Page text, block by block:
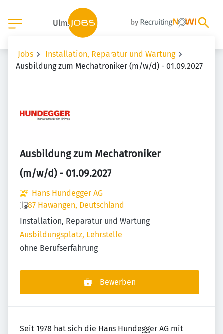
Jobs
Installation, Reparatur und Wartung
Ausbildung zum Mechatroniker (m/w/d) - 01.09.2027
Ausbildung zum Mechatroniker
(m/w/d) - 01.09.2027
Hans Hundegger AG
87 Hawangen, Deutschland
Installation, Reparatur und Wartung
Ausbildungsplatz, Lehrstelle
ohne Berufserfahrung
Bewerben
Seit 1978 hat sich die Hans Hundegger AG mit